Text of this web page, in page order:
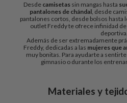
Desde camisetassin mangas hasta
pantalones de chándal, desde
pantalones cortos, desde bolsos hasta
outlet Freddy te ofrece infinidad
deportiva.
Además de ser extremadamente
Freddy, dedicadas a las mujeres que
muy bonitas. Para ayudarte a
gimnasio o durante los
Materiales y